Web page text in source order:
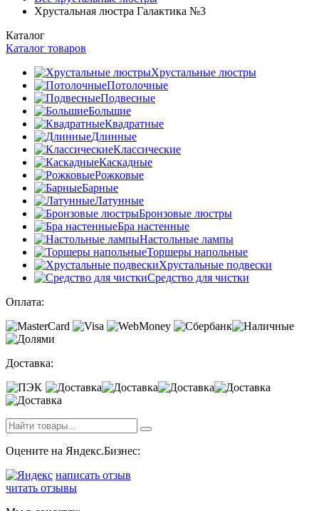
Хрустальная люстра Галактика №3
Каталог
Каталог товаров
Хрустальные люстры
Потолочные
Подвесные
Большие
Квадратные
Длинные
Классические
Каскадные
Рожковые
Барные
Латунные
Бронзовые люстры
Бра настенные
Настольные лампы
Торшеры напольные
Хрустальные подвески
Средство для чистки
Оплата:
Доставка:
Оцените на Яндекс.Бизнес:
написать отзыв
читать отзывы